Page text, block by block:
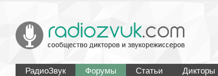
РадиоЗвук Форумы Статьи Дикторы